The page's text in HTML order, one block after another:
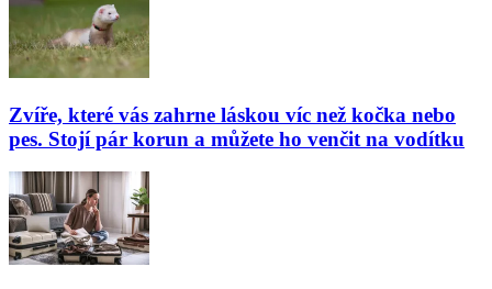
Zvíře, které vás zahrne láskou víc než kočka nebo
pes. Stojí pár korun a můžete ho venčit na vodítku